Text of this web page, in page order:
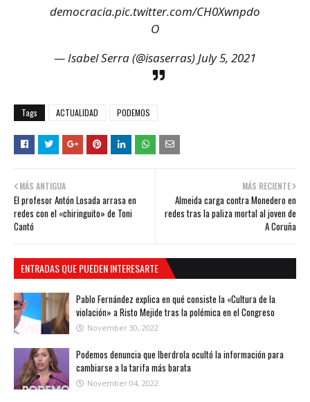
democracia.pic.twitter.com/CH0Xwnpdo
O
— Isabel Serra (@isaserras)July 5, 2021
Tags ACTUALIDAD PODEMOS
MÁS RECIENTE
Almeida carga contra Monedero en
redes tras la paliza mortal al joven de
A Coruña
MÁS ANTIGUA
El profesor Antón Losada arrasa en
redes con el «chiringuito» de Toni
Cantó
ENTRADAS QUE PUEDEN INTERESARTE
Pablo Fernández explica en qué consiste la «Cultura de la
violación» a Risto Mejide tras la polémica en el Congreso
November 30, 2022
Podemos denuncia que Iberdrola ocultó la información para
cambiarse a la tarifa más barata
November 04, 2022